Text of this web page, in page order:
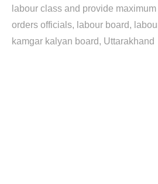
labour class and provide
orders officials
labour board
kamgar kalyan board
Uttarakhand